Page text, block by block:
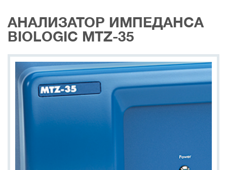
АНАЛИЗАТОР ИМПЕДАНСА
BIOLOGIC MTZ-35